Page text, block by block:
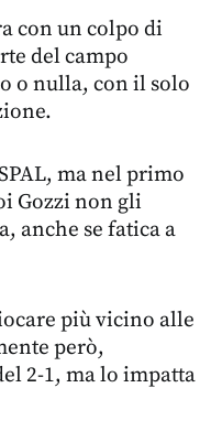
con un colpo di
del campo
o nulla, con il solo
ma nel primo
Gozzi non gli
anche se fatica a
più vicino alle
però,
2-1, ma lo impatta